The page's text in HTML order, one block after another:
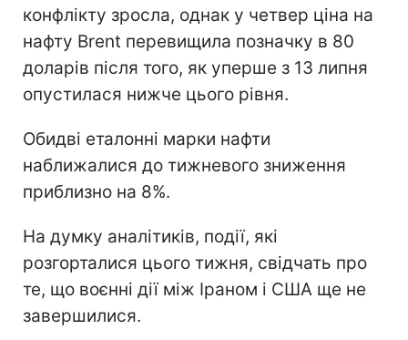
конфлікту зросла, однак у четвер ціна на
нафту Brent перевищила позначку в 80
доларів після того, як уперше з 13 липня
опустилася нижче цього рівня.
Обидві еталонні марки нафти
наближалися до тижневого зниження
приблизно на 8%.
На думку аналітиків, події, які
розгорталися цього тижня, свідчать про
те, що воєнні дії між Іраном і США ще не
завершилися.